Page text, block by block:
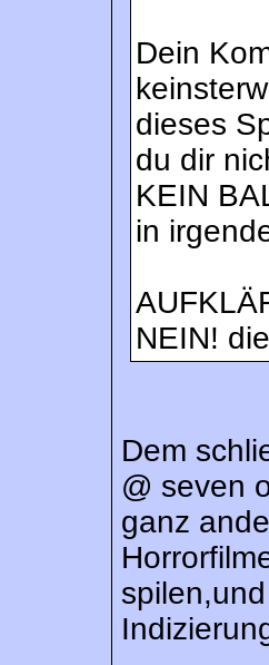
Dein
dieses
du dir
KEIN
in
NEIN!
Dem
@ seven
ganz